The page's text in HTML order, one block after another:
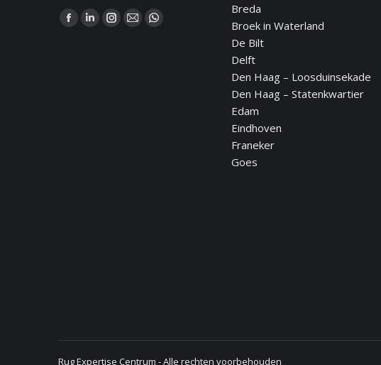
Vind ons op:
Facebook
LinkedinInstagram
MailWhatsApp
Breda
Broek in Waterland
De Bilt
Delft
Den Haag – Loosduinsekade
Den Haag – Statenkwartier
Edam
Eindhoven
Franeker
Goes
Rug Expertise Centrum - Alle rechten voorbehouden